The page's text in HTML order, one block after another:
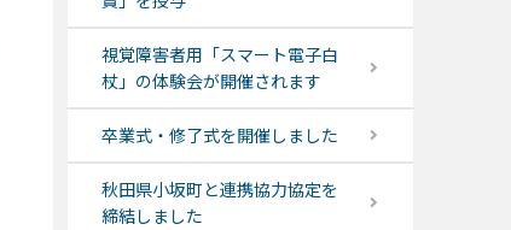
視覚障害者用「スマート電子白
杖」の体験会が開催されます
卒業式・修了式を開催しました
秋田県小坂町と連携協力協定を
締結しました